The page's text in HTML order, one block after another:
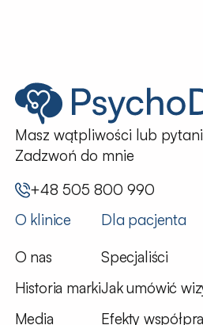
Masz wątpliwości lub
Zadzwoń do mnie
+48 505 800 990
O klinice
O nas
Historia marki
Media
Dla pacjenta
Specjaliści
Jak umówić
Efekty